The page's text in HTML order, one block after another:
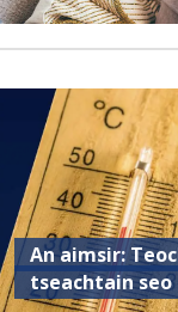
An aimsir:
tseachtain seo